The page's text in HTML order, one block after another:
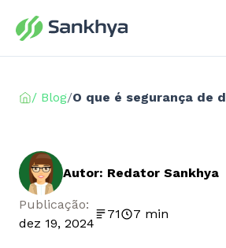
/ Blog/
Autor: Redator Sankhya
Publicação:
dez 19, 2024
71 7 min